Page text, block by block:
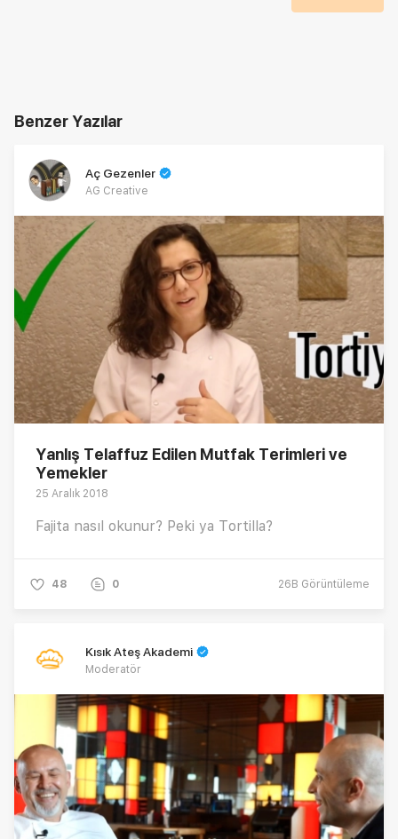
Benzer Yazılar
Aç Gezenler
AG Creative
Yanlış Telaffuz Edilen Mutfak Terimleri ve
Yemekler
25 Aralık 2018
Fajita nasıl okunur? Peki ya Tortilla?
48 0 26B Görüntüleme
Kısık Ateş Akademi
Moderatör